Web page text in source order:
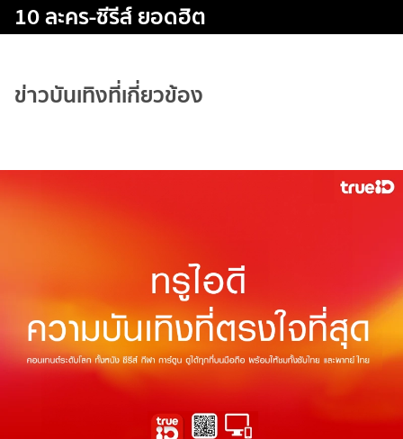
10 ละคร-ซีรีส์ ยอดฮิต
ข่าวบันเทิงที่เกี่ยวข้อง